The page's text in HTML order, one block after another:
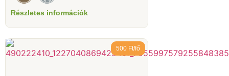
Részletes információk
500 Ft/fő